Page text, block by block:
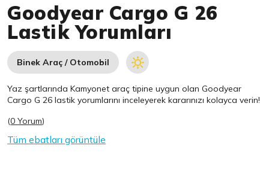
Goodyear Cargo G 26
Lastik Yorumları
Binek Araç / Otomobil
Yaz şartlarında Kamyonet araç tipine uygun olanGoodyear
Cargo G 26 lastik yorumlarını inceleyerek kararınızı kolayca verin!
(0 Yorum)
Tüm ebatları görüntüle